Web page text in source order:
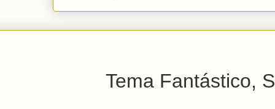
Tema Fantástico,